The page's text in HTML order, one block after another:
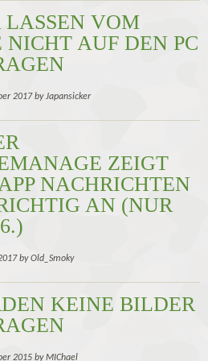
VOM
NICHT AUF DEN PC
2017 by Japansicker
ZEIGT
NACHRICHTEN
AN (NUR
by Old_Smoky
KEINE BILDER
2015 by MIChael